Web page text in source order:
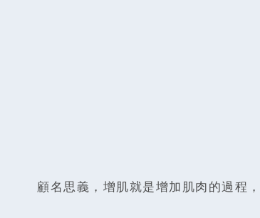
顧名思義，增肌就是增加肌肉的過程